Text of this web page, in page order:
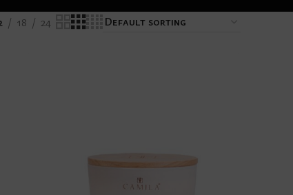
18 24